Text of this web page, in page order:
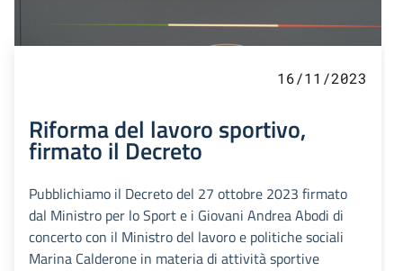
16/11/2023
Riforma del lavoro sportivo,
firmato il Decreto
Pubblichiamo il Decreto del 27 ottobre 2023 firmato
dal Ministro per lo Sport e i Giovani Andrea Abodi di
concerto con il Ministro del lavoro e politiche sociali
Marina Calderone in materia di attività sportive